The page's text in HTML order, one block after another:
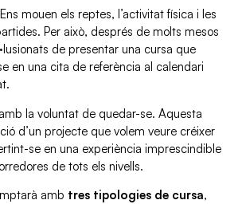
mouen els reptes, l’activitat física i les
Per això, després de molts mesos
de presentar una cursa que
en una cita de referència al calendari
la voluntat de quedar-se. Aquesta
d’un projecte que volem veure créixer
se en una experiència imprescindible
de tots els nivells.
amb tres tipologies de cursa,